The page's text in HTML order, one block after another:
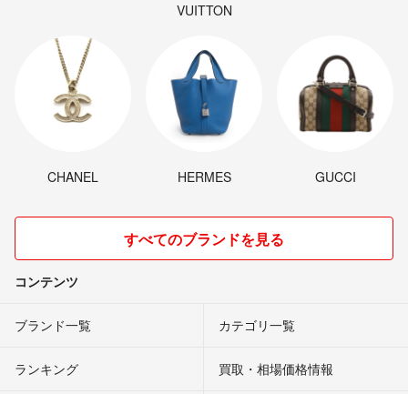
VUITTON
CHANEL HERMES GUCCI
すべてのブランドを見る
コンテンツ
ブランド一覧 カテゴリ一覧
ランキング 買取・相場価格情報